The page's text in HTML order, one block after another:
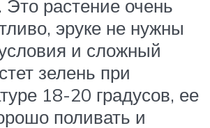
Это растение очень
эруке не нужны
и сложный
зелень при
18-20 градусов, ее
поливать и